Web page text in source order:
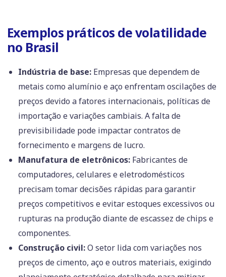
Exemplos práticos de volatilidade
no Brasil
Indústria de base:Empresas que dependem de
metais como alumínio e aço enfrentam oscilações de
preços devido a fatores internacionais, políticas de
importação e variações cambiais. A falta de
previsibilidade pode impactar contratos de
fornecimento e margens de lucro.
Manufatura de eletrônicos:Fabricantes de
computadores, celulares e eletrodomésticos
precisam tomar decisões rápidas para garantir
preços competitivos e evitar estoques excessivos ou
rupturas na produção diante de escassez de chips e
componentes.
Construção civil:O setor lida com variações nos
preços de cimento, aço e outros materiais, exigindo